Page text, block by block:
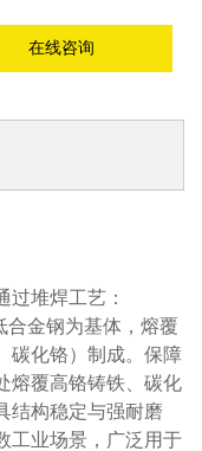
在线咨询
过堆焊工艺：
合金钢为基体，熔覆
碳化铬）制成。保障
熔覆高铬铸铁、碳化
结构稳定与强耐磨
工业场景，广泛用于